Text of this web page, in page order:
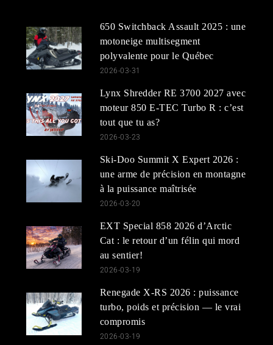
650 Switchback Assault 2025 : une
motoneige multisegment
polyvalente pour le Québec
2026-03-31
Lynx Shredder RE 3700 2027 avec
moteur 850 E-TEC Turbo R : c’est
tout que tu as?
2026-03-23
Ski-Doo Summit X Expert 2026 :
une arme de précision en montagne
à la puissance maîtrisée
2026-03-20
EXT Special 858 2026 d’Arctic
Cat : le retour d’un félin qui mord
au sentier!
2026-03-19
Renegade X-RS 2026 : puissance
turbo, poids et précision — le vrai
compromis
2026-03-19